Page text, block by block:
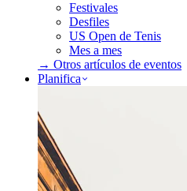
Festivales
Desfiles
US Open de Tenis
Mes a mes
→ Otros artículos de eventos
Planifica